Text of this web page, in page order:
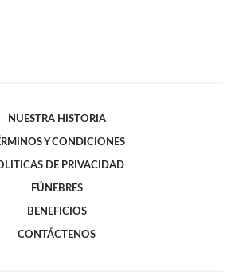
NUESTRA HISTORIA
Y CONDICIONES
DE PRIVACIDAD
FÚNEBRES
BENEFICIOS
CONTÁCTENOS